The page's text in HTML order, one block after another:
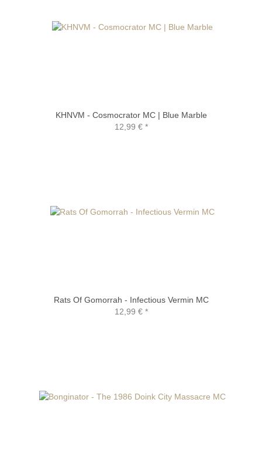
KHNVM - Cosmocrator MC | Blue Marble
12,99 €*
Rats Of Gomorrah - Infectious Vermin MC
12,99 €*